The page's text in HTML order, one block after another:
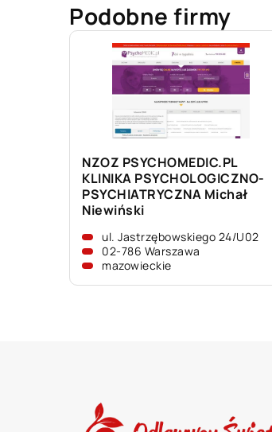
Podobne firmy
NZOZ PSYCHOMEDIC.PL
KLINIKA PSYCHOLOGICZNO-
PSYCHIATRYCZNA Michał
Niewiński
ul. Jastrzębowskiego 24/U02
02-786 Warszawa
mazowieckie